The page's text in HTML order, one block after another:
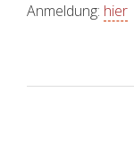
Anmeldung: hier